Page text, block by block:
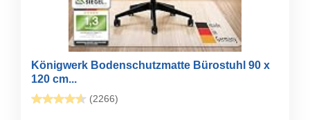
Königwerk Bodenschutzmatte Bürostuhl 90 x
120 cm...
(2266)